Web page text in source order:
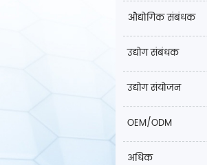
औद्योगिक संबंधक
उद्योग संबंधक
उद्योग संयोजन
OEM/ODM
अधिक